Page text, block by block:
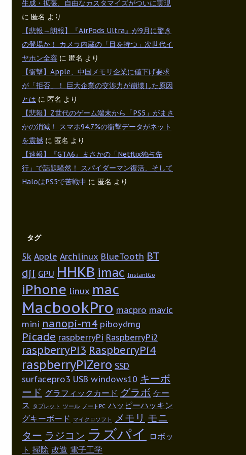
生成・拡張、自由なカスタマイズがついに実現
に 匿名 より
【悲報→朗報】『AirPods Ultra』が9月に驚き
の登場か！ カメラ内蔵の「目を持つ」次世代イ
ヤホン全容 に 匿名 より
【衝撃】Apple、中国メモリ企業に値下げ要求
が「拒否」！ 巨大企業の交渉力が崩壊した原因
とは に 匿名 より
【悲報】Z世代のゲーム端末から「PS5」がまさ
かの消滅！ スマホ94.7%の衝撃データがネット
を震撼 に 匿名 より
【速報】『GTA6』まさかの「Netflix独占先
行」で話題騒然！ スパイダーマン復活、そして
HaloはPS5で苦戦中 に 匿名 より
タグ
5k Apple Archlinux BlueTooth BT
dji GPU HHKB imac InstantGo
iPhone linux mac
MacbookPro macpro mavic
mini nanopi-m4 piboydmg
Picade raspberryPi RaspberryPi2
raspberryPi3 RaspberryPi4
raspberryPiZero SSD
surfacepro3 USB windows10 キーボ
ード グラフィックカード グラボ ケー
ス タブレット ツール ノートPC ハッピーハッキン
グキーボード マイクロソフト メモリ モニ
ター ラジコン ラズパイ
ロボッ
ト 掃除 改造 電子工学